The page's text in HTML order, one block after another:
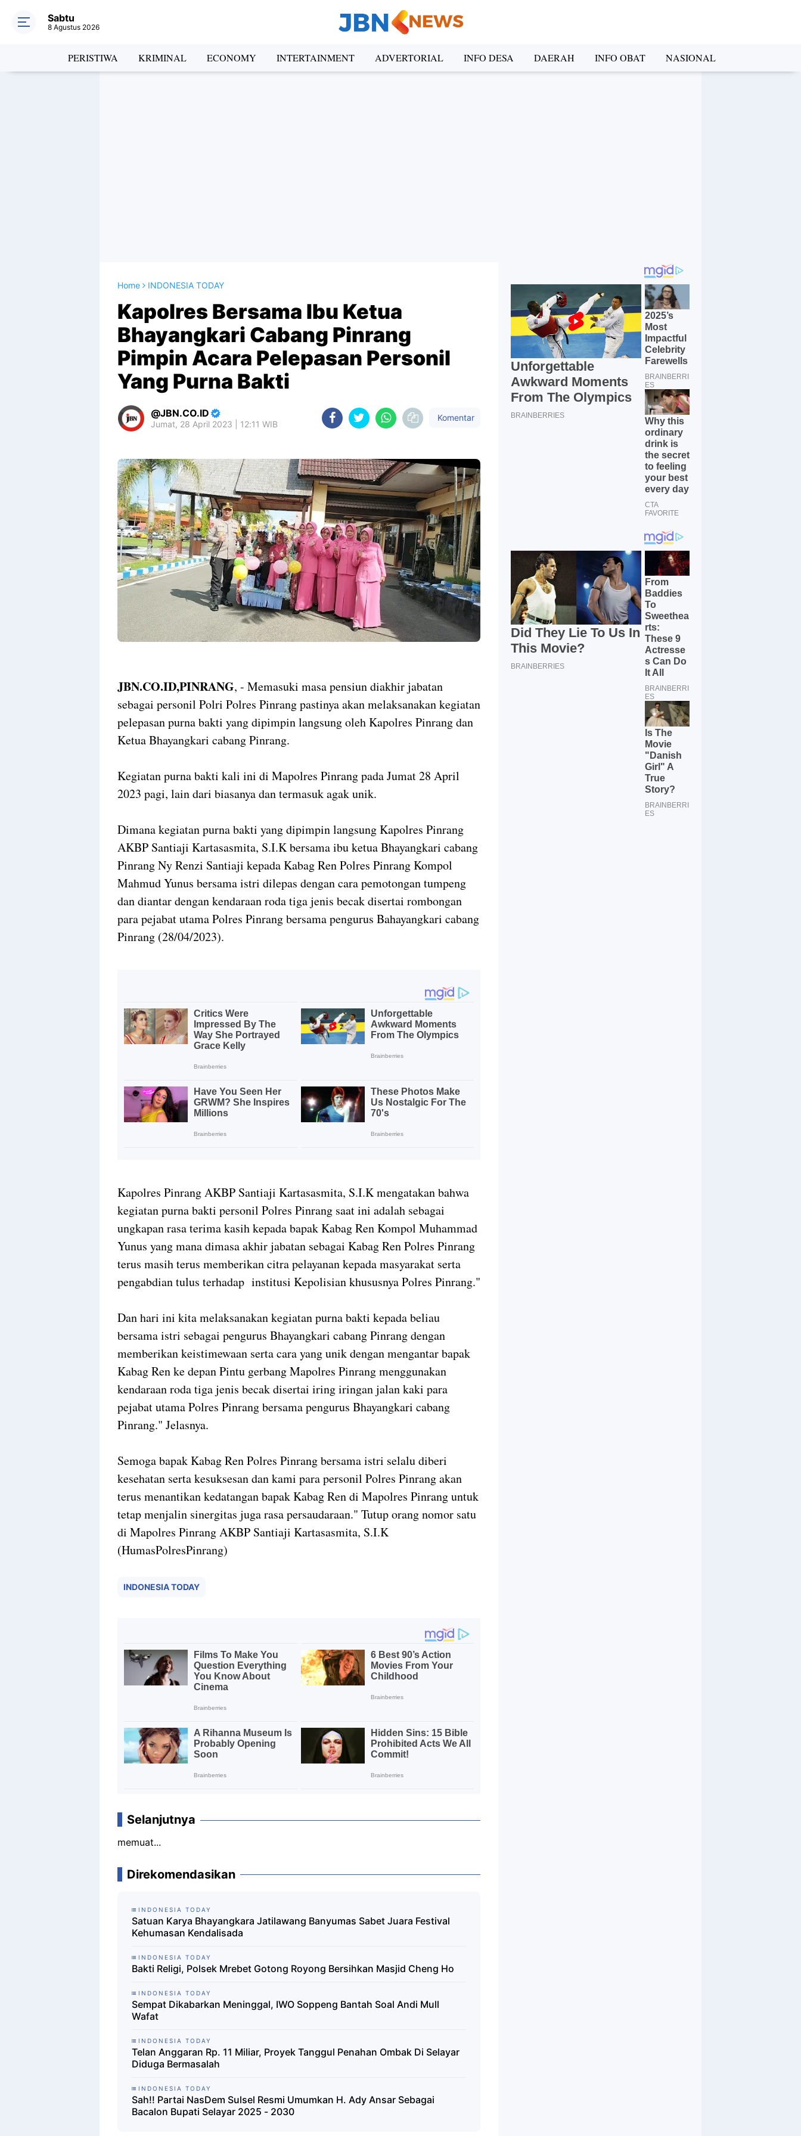
Sabtu
8 Agustus 2026
PERISTIWA KRIMINAL ECONOMY INTERTAINMENT ADVERTORIAL INFO DESA DAERAH INFO OBAT NASIONAL
Home INDONESIA TODAY
Kapolres Bersama Ibu Ketua
Bhayangkari Cabang Pinrang
Pimpin Acara Pelepasan Personil
Yang Purna Bakti
JBN.CO.ID
Jumat, 28 April 2023 | 12:11 WIB
Komentar
JBN.CO.ID,PINRANG, - Memasuki masa pensiun diakhir jabatan
sebagai personil Polri Polres Pinrang pastinya akan melaksanakan kegiatan
pelepasan purna bakti yang dipimpin langsung oleh Kapolres Pinrang dan
Ketua Bhayangkari cabang Pinrang.
Kegiatan purna bakti kali ini di Mapolres Pinrang pada Jumat 28 April
2023 pagi, lain dari biasanya dan termasuk agak unik.
Dimana kegiatan purna bakti yang dipimpin langsung Kapolres Pinrang
AKBP Santiaji Kartasasmita, S.I.K bersama ibu ketua Bhayangkari cabang
Pinrang Ny Renzi Santiaji kepada Kabag Ren Polres Pinrang Kompol
Mahmud Yunus bersama istri dilepas dengan cara pemotongan tumpeng
dan diantar dengan kendaraan roda tiga jenis becak disertai rombongan
para pejabat utama Polres Pinrang bersama pengurus Bahayangkari cabang
Pinrang (28/04/2023).
Kapolres Pinrang AKBP Santiaji Kartasasmita, S.I.K mengatakan bahwa
kegiatan purna bakti personil Polres Pinrang saat ini adalah sebagai
ungkapan rasa terima kasih kepada bapak Kabag Ren Kompol Muhammad
Yunus yang mana dimasa akhir jabatan sebagai Kabag Ren Polres Pinrang
terus masih terus memberikan citra pelayanan kepada masyarakat serta
pengabdian tulus terhadap institusi Kepolisian khususnya Polres Pinrang."
Dan hari ini kita melaksanakan kegiatan purna bakti kepada beliau
bersama istri sebagai pengurus Bhayangkari cabang Pinrang dengan
memberikan keistimewaan serta cara yang unik dengan mengantar bapak
Kabag Ren ke depan Pintu gerbang Mapolres Pinrang menggunakan
kendaraan roda tiga jenis becak disertai iring iringan jalan kaki para
pejabat utama Polres Pinrang bersama pengurus Bhayangkari cabang
Pinrang." Jelasnya.
Semoga bapak Kabag Ren Polres Pinrang bersama istri selalu diberi
kesehatan serta kesuksesan dan kami para personil Polres Pinrang akan
terus menantikan kedatangan bapak Kabag Ren di Mapolres Pinrang untuk
tetap menjalin sinergitas juga rasa persaudaraan." Tutup orang nomor satu
di Mapolres Pinrang AKBP Santiaji Kartasasmita, S.I.K
(HumasPolresPinrang)
INDONESIA TODAY
Selanjutnya
memuat...
Direkomendasikan
INDONESIA TODAY
Satuan Karya Bhayangkara Jatilawang Banyumas Sabet Juara Festival
Kehumasan Kendalisada
INDONESIA TODAY
Bakti Religi, Polsek Mrebet Gotong Royong Bersihkan Masjid Cheng Ho
INDONESIA TODAY
Sempat Dikabarkan Meninggal, IWO Soppeng Bantah Soal Andi Mull
Wafat
INDONESIA TODAY
Telan Anggaran Rp. 11 Miliar, Proyek Tanggul Penahan Ombak Di Selayar
Diduga Bermasalah
INDONESIA TODAY
Sah!! Partai NasDem Sulsel Resmi Umumkan H. Ady Ansar Sebagai
Bacalon Bupati Selayar 2025 - 2030